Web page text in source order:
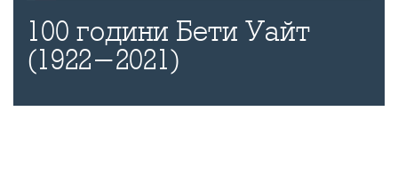
100 години Бети Уайт
(1922-2021)